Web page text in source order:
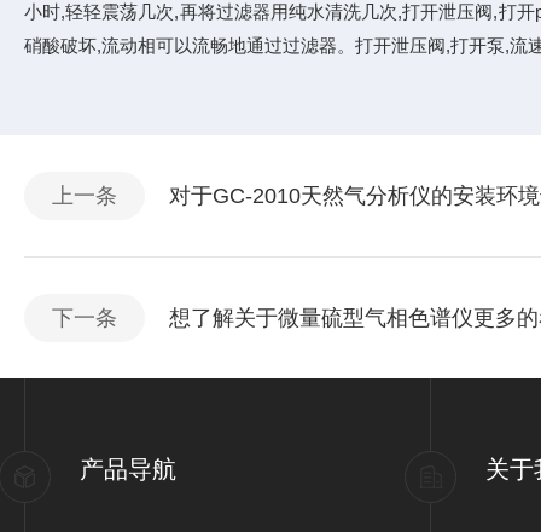
小时,轻轻震荡几次,再将过滤器用纯水清洗几次,打开泄压阀,打
硝酸破坏,流动相可以流畅地通过过滤器。打开泄压阀,打开泵,
上一条 对于GC-2010天然气分析仪的安装环
下一条 想了解关于微量硫型气相色谱仪更多
产品导航 关于